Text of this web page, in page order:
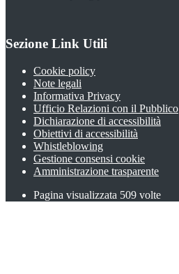
Sezione Link Utili
Cookie policy
Note legali
Informativa Privacy
Ufficio Relazioni con il Pubblico
Dichiarazione di accessibilità
Obiettivi di accessibilità
Whistleblowing
Gestione consensi cookie
Amministrazione trasparente
Pagina visualizzata 509 volte